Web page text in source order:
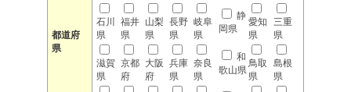
都道府
県
石川
県
福井
県
山梨
県
長野
県
岐阜
県
静
岡県
愛知
県
三重
県
滋賀
県
京都
府
大阪
府
兵庫
県
奈良
県
和
歌山県
鳥取
県
島根
県